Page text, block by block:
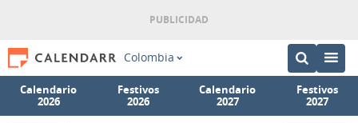
Colombia
Calendario
2026
Festivos
2026
Calendario
2027
Festivos
2027